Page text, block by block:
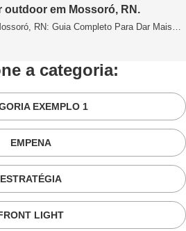
outdoor em Mossoró, RN.
RN: Guia Completo Para Dar Mais…
a categoria:
EXEMPLO 1
EMPENA
ESTRATÉGIA
LIGHT